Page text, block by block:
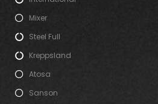
Mixer
Steel Full
Kreppsland
Atosa
Sanson